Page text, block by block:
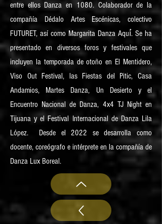
entre ellos Danza en 1080. Colaborador de la
compañía Dédalo Artes Escénicas, colectivo
FUTURET, así como Margarita Danza Aquí́. Se ha
presentado en diversos foros y festivales que
incluyen la temporada de otoño en El Mentidero,
Viso Out Festival, las Fiestas del Pitic, Casa
Andamios, Martes Danza, Un Desierto y el
Encuentro Nacional de Danza, 4x4 TJ Night en
Tijuana y el Festival Internacional de Danza Lila
López. Desde el 2022 se desarrolla como
docente, coreógrafo e intérprete en la compañía de
Danza Lux Boreal.